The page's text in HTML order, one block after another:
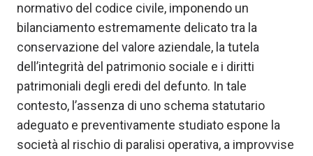
normativo del codice civile, imponendo un
bilanciamento estremamente delicato tra la
conservazione del valore aziendale, la tutela
dell’integrità del patrimonio sociale e i diritti
patrimoniali degli eredi del defunto. In tale
contesto, l’assenza di uno schema statutario
adeguato e preventivamente studiato espone la
società al rischio di paralisi operativa, a improvvise